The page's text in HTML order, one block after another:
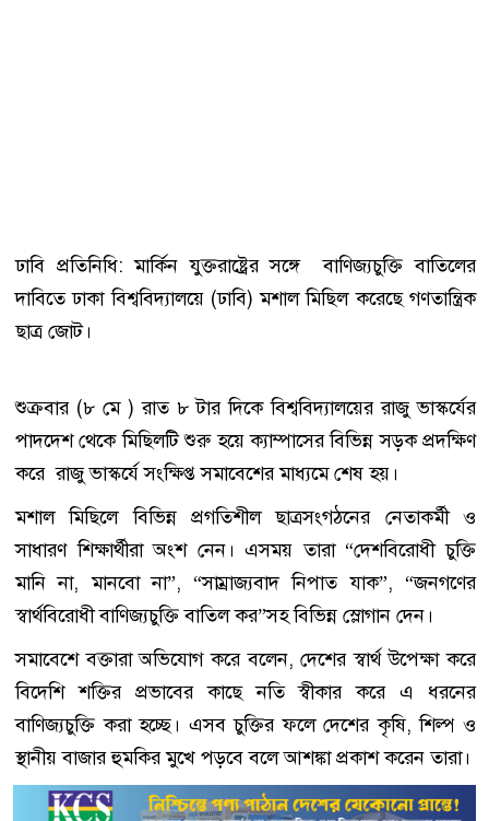
ঢাবি প্রতিনিধি: মার্কিন যুক্তরাষ্ট্রের সঙ্গে বাণিজ্যচুক্তি বাতিলের
দাবিতে ঢাকা বিশ্ববিদ্যালয়ে (ঢাবি) মশাল মিছিল করেছে গণতান্ত্রিক
ছাত্র জোট।
শুক্রবার (৮ মে ) রাত ৮ টার দিকে বিশ্ববিদ্যালয়ের রাজু ভাস্কর্যের
পাদদেশ থেকে মিছিলটি শুরু হয়ে ক্যাম্পাসের বিভিন্ন সড়ক প্রদক্ষিণ
করে রাজু ভাস্কর্যে সংক্ষিপ্ত সমাবেশের মাধ্যমে শেষ হয়।
মশাল মিছিলে বিভিন্ন প্রগতিশীল ছাত্রসংগঠনের নেতাকর্মী ও
সাধারণ শিক্ষার্থীরা অংশ নেন। এসময় তারা “দেশবিরোধী চুক্তি
মানি না, মানবো না”, “সাম্রাজ্যবাদ নিপাত যাক”, “জনগণের
স্বার্থবিরোধী বাণিজ্যচুক্তি বাতিল কর”সহ বিভিন্ন স্লোগান দেন।
সমাবেশে বক্তারা অভিযোগ করে বলেন, দেশের স্বার্থ উপেক্ষা করে
বিদেশি শক্তির প্রভাবের কাছে নতি স্বীকার করে এ ধরনের
বাণিজ্যচুক্তি করা হচ্ছে। এসব চুক্তির ফলে দেশের কৃষি, শিল্প ও
স্থানীয় বাজার হুমকির মুখে পড়বে বলে আশঙ্কা প্রকাশ করেন তারা।